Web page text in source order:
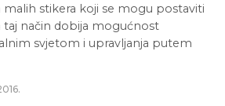
stikera koji se mogu postaviti
taj način dobija mogućnost
svjetom i upravljanja putem